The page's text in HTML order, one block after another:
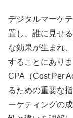
デジタルマーケ
置し、誰に見せ
な効果が生まれ
することにあり
CPA（Cost Per
るための重要な
ーケティングの